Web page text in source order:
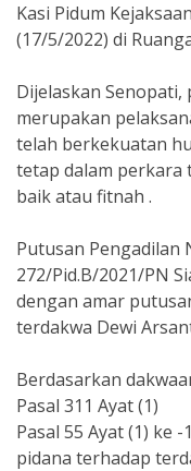
Kasi Pidum
(17/5/2022) di
Dijelaskan
merupakan
telah berkekuatan
tetap dalam perkara
baik atau fitnah .
Putusan Pengadilan
272/Pid.B/2021/PN
dengan amar
terdakwa Dewi
Berdasarkan
Pasal 311 Ayat (1)
Pasal 55 Ayat (1) ke
pidana terhadap